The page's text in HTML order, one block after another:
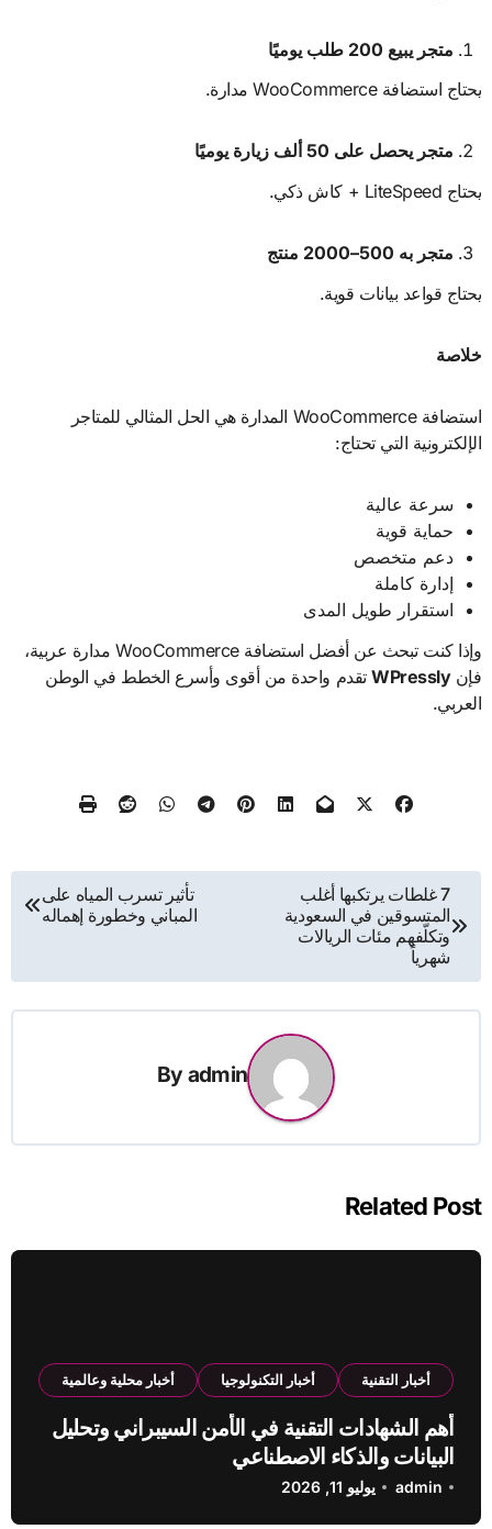
متجر يبيع 200 طلب يوميًا
يحتاج استضافة WooCommerce مدارة.
متجر يحصل على 50 ألف زيارة يوميًا
يحتاج LiteSpeed + كاش ذكي.
متجر به 500–2000 منتج
يحتاج قواعد بيانات قوية.
خلاصة
استضافة WooCommerce المدارة هي الحل المثالي للمتاجر
الإلكترونية التي تحتاج:
سرعة عالية
حماية قوية
دعم متخصص
إدارة كاملة
استقرار طويل المدى
وإذا كنت تبحث عن أفضل استضافة WooCommerce مدارة عربية،
فإنWPresslyتقدم واحدة من أقوى وأسرع الخطط في الوطن
العربي.
تصفّح
المقالات
7 غلطات يرتكبها أغلب
المتسوقين في السعودية
وتكلّفهم مئات الريالات
شهرياً
تأثير تسرب المياه على
المباني وخطورة إهماله
By admin
Related Post
أخبار التقنية أخبار التكنولوجيا أخبار محلية وعالمية
أهم الشهادات التقنية في الأمن السيبراني وتحليل
البيانات والذكاء الاصطناعي
admin يوليو 11, 2026